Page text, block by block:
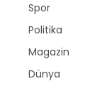
Spor
Politika
Magazin
Dünya